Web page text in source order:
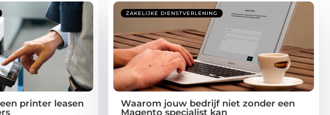
printer leasen
ZAKELIJKE DIENSTVERLENING
Waarom jouw bedrijf niet zonder een
Magento specialist kan